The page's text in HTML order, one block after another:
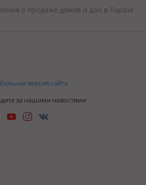
о продаже домов и дач в Таразе
версия сайта
за нашими новостями